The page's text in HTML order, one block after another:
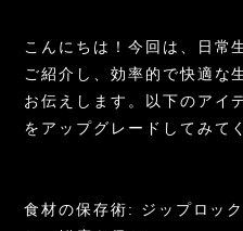
こんにちは！今回は、日常
ご紹介し、効率的で快適な
お伝えします。以下のアイ
をアップグレードしてみて
食材の保存術: ジップロッ